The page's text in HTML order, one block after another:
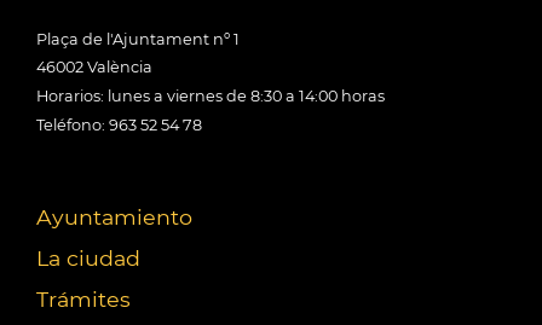
Plaça de l'Ajuntament nº 1
46002 València
Horarios: lunes a viernes de 8:30 a 14:00 horas
Teléfono: 963 52 54 78
Ayuntamiento
La ciudad
Trámites